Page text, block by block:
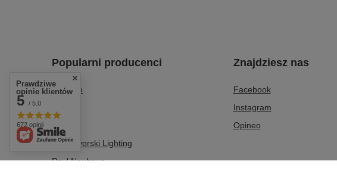
Popularni producenci
Azzardo
Milagro
Nowodvorski Lighting
Paul Neuhaus
Znajdziesz nas
Facebook
Instagram
Opineo
Prawdziwe
opinie klientów
5 / 5.0
672 opinii